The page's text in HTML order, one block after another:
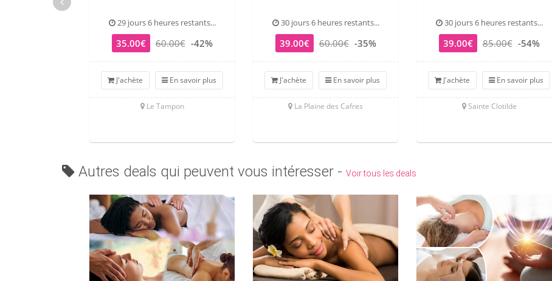
29 jours 6 heures restants...
35.00€ 60.00€ -42%
J'achète En savoir plus
Le Tampon
30 jours 6 heures restants...
39.00€ 60.00€ -35%
J'achète En savoir plus
La Plaine des Cafres
30 jours 6 heures restants...
39.00€ 85.00€ -54%
J'achète En savoir plus
Sainte Clotilde
Autres deals qui peuvent vous intéresser - Voir tous les deals